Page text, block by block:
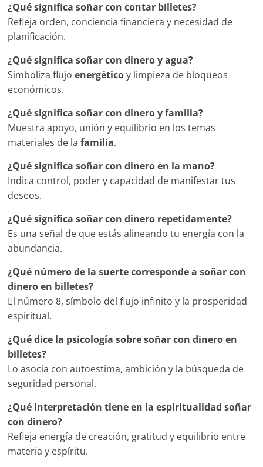
¿Qué significa soñar con contar billetes?
Refleja orden, conciencia financiera y necesidad de
planificación.
¿Qué significa soñar con dinero y agua?
Simboliza flujoenergéticoy limpieza de bloqueos
económicos.
¿Qué significa soñar con dinero y familia?
Muestra apoyo, unión y equilibrio en los temas
materiales de lafamilia.
¿Qué significa soñar con dinero en la mano?
Indica control, poder y capacidad de manifestar tus
deseos.
¿Qué significa soñar con dinero repetidamente?
Es una señal de que estás alineando tu energía con la
abundancia.
¿Qué número de la suerte corresponde a soñar con
dinero en billetes?
El número 8, símbolo del flujo infinito y la prosperidad
espiritual.
¿Qué dice la psicología sobre soñar con dinero en
billetes?
Lo asocia con autoestima, ambición y la búsqueda de
seguridad personal.
¿Qué interpretación tiene en la espiritualidad soñar
con dinero?
Refleja energía de creación, gratitud y equilibrio entre
materia y espíritu.